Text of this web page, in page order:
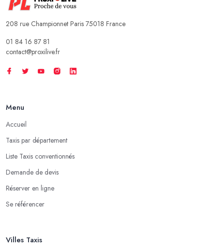
208 rue Championnet Paris 75018 France
01 84 16 87 81
contact@proxilive.fr
Menu
Accueil
Taxis par département
Liste Taxis conventionnés
Demande de devis
Réserver en ligne
Se référencer
Villes Taxis